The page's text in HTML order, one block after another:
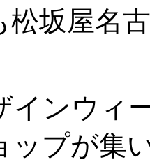
松坂屋名
インウィ
ップが集